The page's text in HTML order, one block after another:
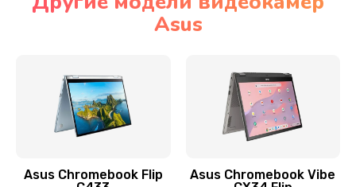
Чистка динамика и микрофонов (с разбором)
Замена кнопки Home (домой)
Заказать
Asus
Asus Chromebook Flip
Asus Chromebook Vibe